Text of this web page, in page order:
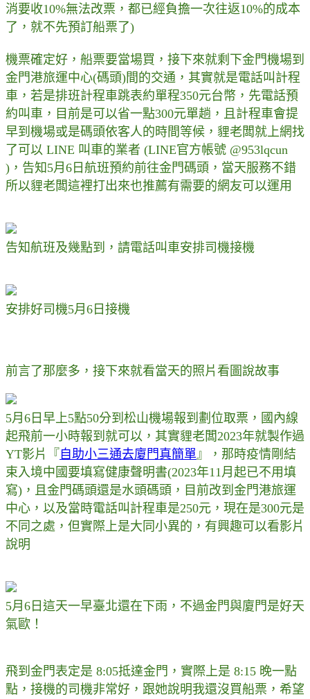
消要收10%無法改票，都已經負擔一次往返10%的成本
了，就不先預訂船票了)
機票確定好，船票要當場買，接下來就剩下金門機場到
金門港旅運中心(碼頭)間的交通，其實就是電話叫計程
車，若是排班計程車跳表約單程350元台幣，先電話預
約叫車，目前是可以省一點300元單趟，且計程車會提
早到機場或是碼頭依客人的時間等候，貍老闆就上網找
了可以 LINE 叫車的業者 (LINE官方帳號 @953lqcun
)，告知5月6日航班預約前往金門碼頭，當天服務不錯
所以貍老闆這裡打出來也推薦有需要的網友可以運用
告知航班及幾點到，請電話叫車安排司機接機
安排好司機5月6日接機
前言了那麼多，接下來就看當天的照片看圖說故事
5月6日早上5點50分到松山機場報到劃位取票，國內線
起飛前一小時報到就可以，其實貍老闆2023年就製作過
YT影片『自助小三通去廈門真簡單 』，那時疫情剛結
束入境中國要填寫健康聲明書(2023年11月起已不用填
寫)，且金門碼頭還是水頭碼頭，目前改到金門港旅運
中心，以及當時電話叫計程車是250元，現在是300元是
不同之處，但實際上是大同小異的，有興趣可以看影片
說明
5月6日這天一早臺北還在下雨，不過金門與廈門是好天
氣歐！
飛到金門表定是 8:05抵達金門，實際上是 8:15 晚一點
點，接機的司機非常好，跟她說明我還沒買船票，希望